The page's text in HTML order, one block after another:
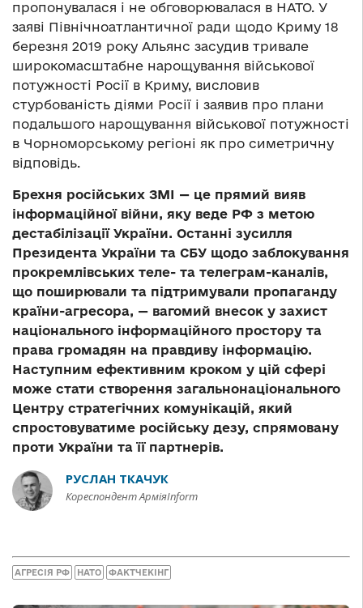
пропонувалася і не обговорювалася в НАТО. У
заяві Північноатлантичної ради щодо Криму 18
березня 2019 року Альянс засудив тривале
широкомасштабне нарощування військової
потужності Росії в Криму, висловив
стурбованість діями Росії і заявив про плани
подальшого нарощування військової потужності
в Чорноморському регіоні як про симетричну
відповідь.
Брехня російських ЗМІ — це прямий вияв
інформаційної війни, яку веде РФ з метою
дестабілізації України. Останні зусилля
Президента України та СБУ щодо заблокування
прокремлівських теле- та телеграм-каналів,
що поширювали та підтримували пропаганду
країни-агресора, — вагомий внесок у захист
національного інформаційного простору та
права громадян на правдиву інформацію.
Наступним ефективним кроком у цій сфері
може стати створення загальнонаціонального
Центру стратегічних комунікацій, який
спростовуватиме російську дезу, спрямовану
проти України та її партнерів.
РУСЛАН ТКАЧУК
Кореспондент АрміяInform
АГРЕСІЯ РФ НАТО ФАКТЧЕКІНГ